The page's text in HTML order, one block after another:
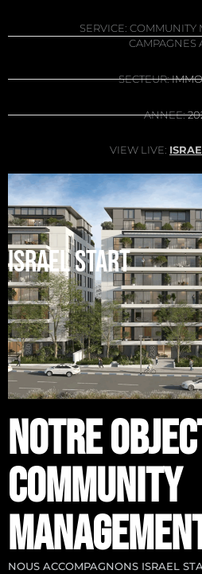
SERVICE: COMMUNITY
CAMPAGNES
SECTEUR:
ANNEE:
VIEW LIVE:
ISRAEL START
NOTRE
COMMUNITY
NOUS ACCOMPAGNONS ISRAEL